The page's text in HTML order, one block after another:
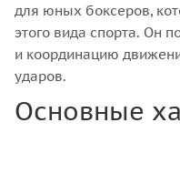
для юных боксеров,
этого вида спорта. Он
и координацию
ударов.
Основные